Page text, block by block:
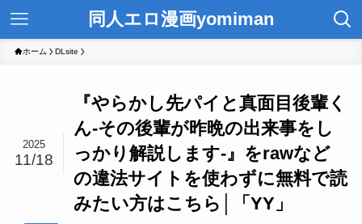
同人エロ漫画yomiman
ホーム DLsite
『やらかし先パイと真面目後輩く
ん-その後輩が昨晩の出来事をし
っかり解説します-』をrawなど
の違法サイトを使わずに無料で読
みたい方はこちら│「YY」
2025
11/18